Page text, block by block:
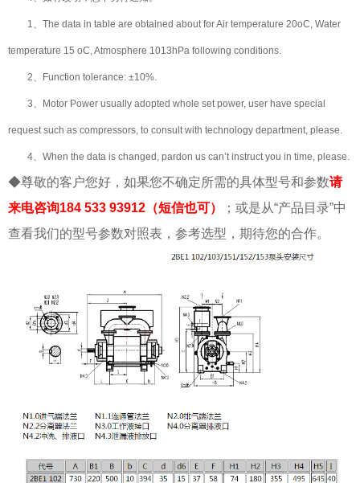
1、The data in table are obtained about for Air temperature 20oC, Water
temperature 15 oC, Atmosphere 1013hPa following conditions.
2、Function tolerance: ±10%.
3、Motor Power usually adopted whole set power, user have special
request such as compressors, to consult with technology department, please.
4、When the data is changed, pardon us can’t instruct you in time, please.
◆尊敬的客户您好，如果您不确定所需的具体型号和参数请
来电咨询184 533 93912（短信也可）
；或是从“产品目录”中
查看我们的型号参数对照表，参考选型，期待您的合作。